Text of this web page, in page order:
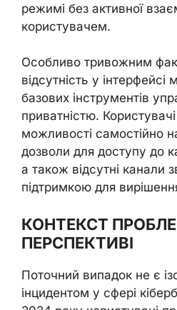
режимі без активної
користувачем.
Особливо тривожним
відсутність у
базових інструментів
приватністю.
можливості самостійно
дозволи для доступу до
а також відсутні канали
підтримкою для
КОНТЕКСТ
ПЕРСПЕКТИВІ
Поточний випадок не є
інцидентом у сфері